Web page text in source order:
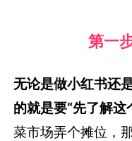
第一
无论是做小红书还
的就是要“先了解这
菜市场弄个摊位，